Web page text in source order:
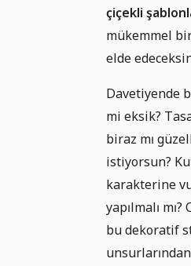
çiçekli
mükemmel
elde
Davetiyende
mi eksik?
biraz mı
istiyorsun?
karakterine
yapılmalı mı?
bu dekoratif